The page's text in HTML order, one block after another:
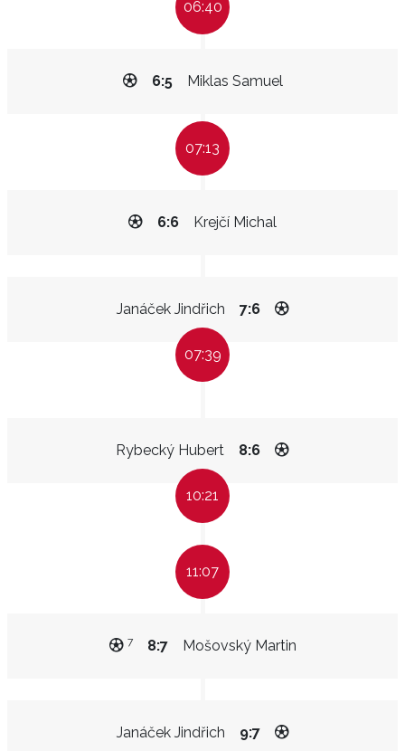
06:40
Miklas Samuel
6:5
07:13
Krejčí Michal
6:6
Janáček Jindřich 7:6
07:39
Rybecký Hubert 8:6
10:21
11:07
Mošovský Martin
8:7
7
Janáček Jindřich 9:7